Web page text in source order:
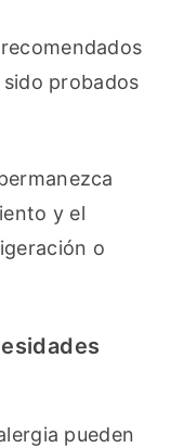
probados
y el
o
pueden